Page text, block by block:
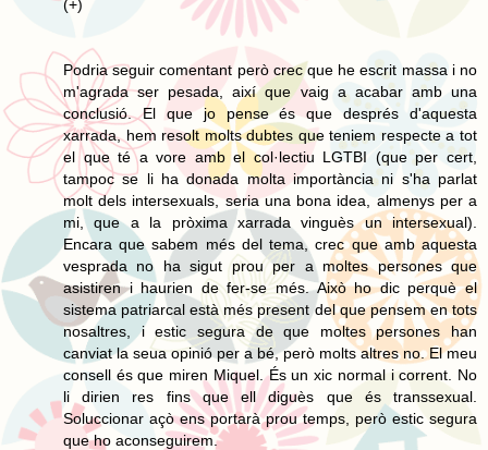
(+)
Podria seguir comentant però crec que he escrit massa i no
m'agrada ser pesada, així que vaig a acabar amb una
conclusió. El que jo pense és que després d'aquesta
xarrada, hem resolt molts dubtes que teniem respecte a tot
el que té a vore amb el col·lectiu LGTBI (que per cert,
tampoc se li ha donada molta importància ni s'ha parlat
molt dels intersexuals, seria una bona idea, almenys per a
mi, que a la pròxima xarrada vinguès un intersexual).
Encara que sabem més del tema, crec que amb aquesta
vesprada no ha sigut prou per a moltes persones que
asistiren i haurien de fer-se més. Això ho dic perquè el
sistema patriarcal està més present del que pensem en tots
nosaltres, i estic segura de que moltes persones han
canviat la seua opinió per a bé, però molts altres no. El meu
consell és que miren Miquel. És un xic normal i corrent. No
li dirien res fins que ell diguès que és transsexual.
Soluccionar açò ens portarà prou temps, però estic segura
que ho aconseguirem.